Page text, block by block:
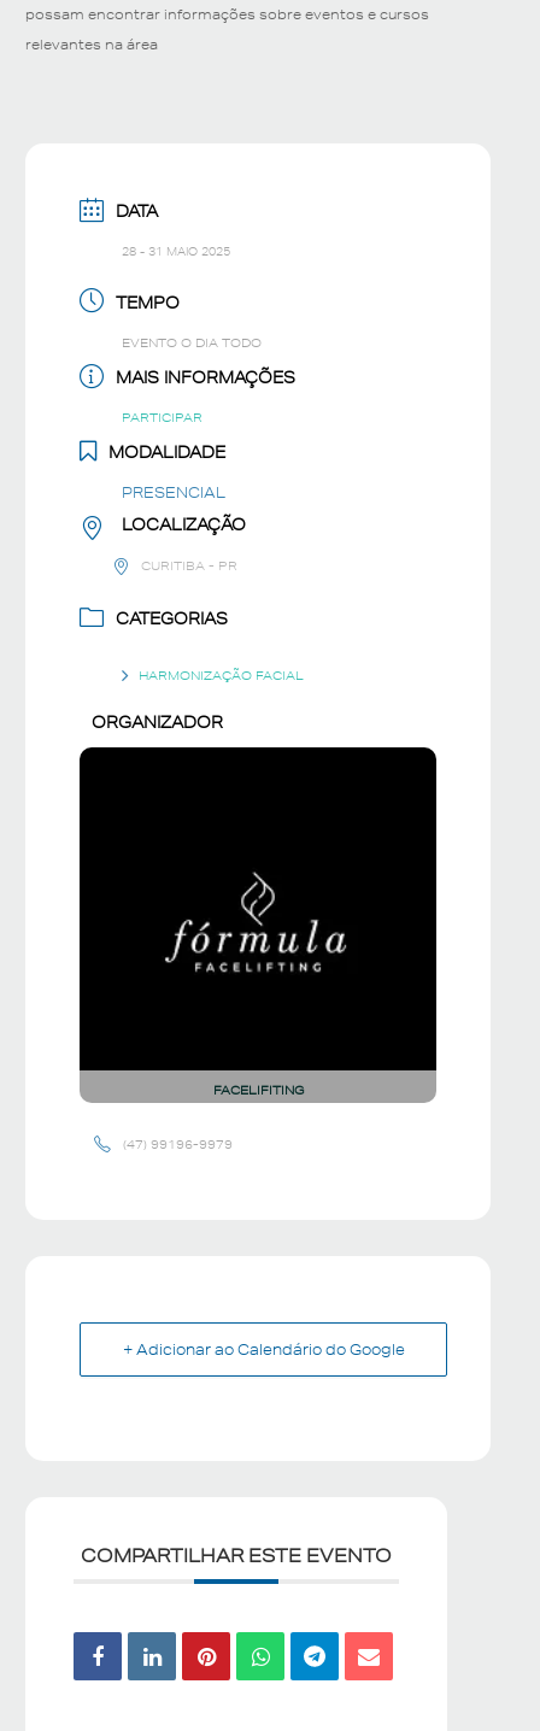
possam encontrar informações sobre eventos e cursos
relevantes na área
DATA
28 - 31 MAIO 2025
TEMPO
EVENTO O DIA TODO
MAIS INFORMAÇÕES
PARTICIPAR
MODALIDADE
PRESENCIAL
LOCALIZAÇÃO
CURITIBA - PR
CATEGORIAS
HARMONIZAÇÃO FACIAL
ORGANIZADOR
FACELIFITING
(47) 99196-9979
+ Adicionar ao Calendário do Google
COMPARTILHAR ESTE EVENTO